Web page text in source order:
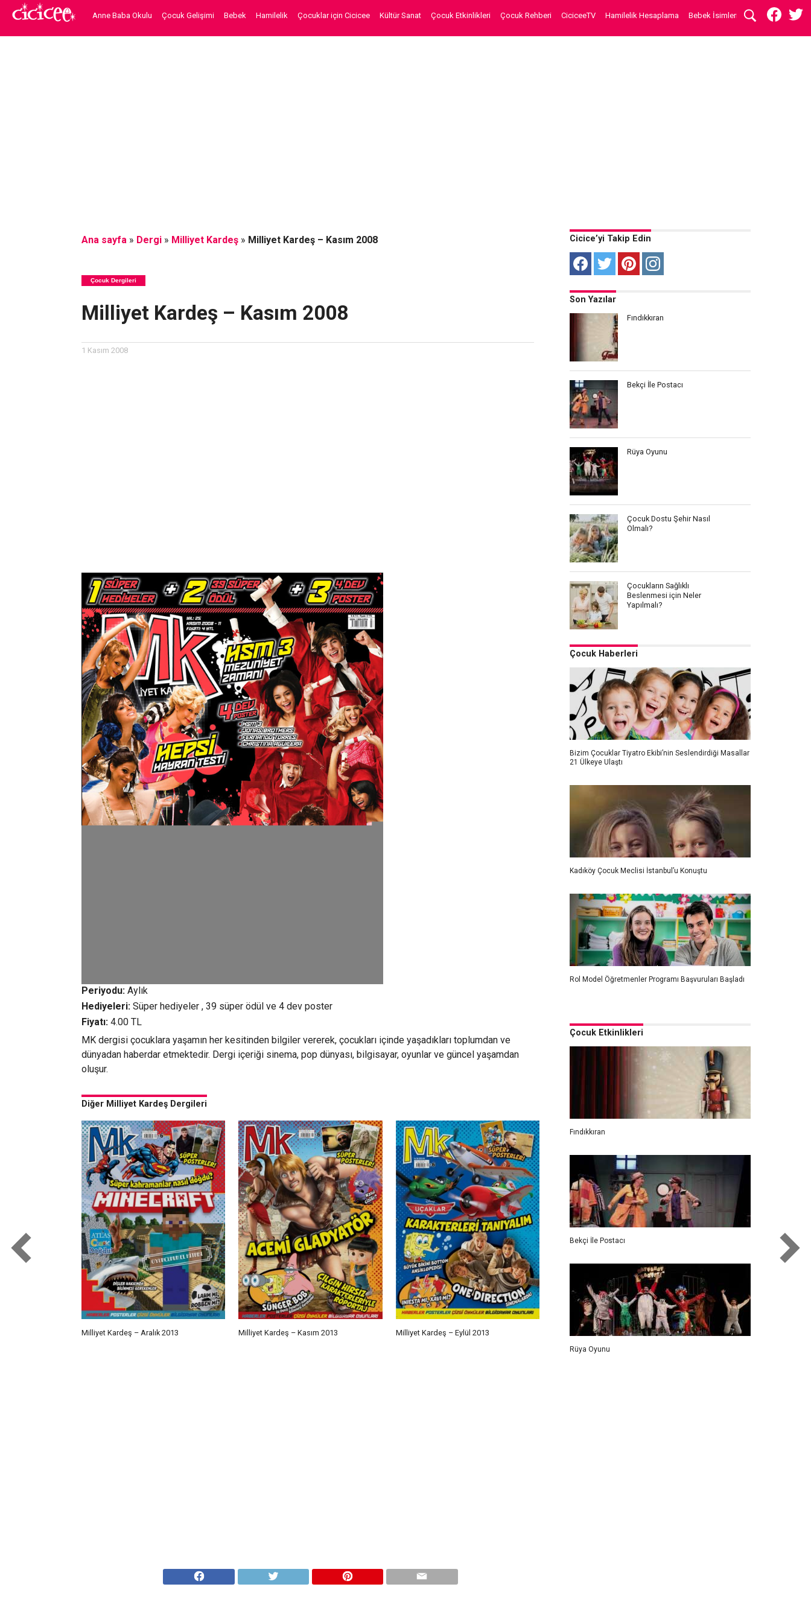
Anne Baba Okulu Çocuk Gelişimi Bebek Hamilelik Çocuklar için Cicicee Kültür Sanat Çocuk Etkinlikleri Çocuk Rehberi CiciceeTV Hamilelik Hesaplama Bebek İsimleri
Ana sayfa» Dergi» Milliyet Kardeş» Milliyet Kardeş – Kasım 2008
Çocuk Dergileri
Milliyet Kardeş – Kasım 2008
1 Kasım 2008
Periyodu:Aylık
Hediyeleri:Süper hediyeler , 39 süper ödül ve 4 dev poster
Fiyatı:4.00 TL
MK dergisi çocuklara yaşamın her kesitinden bilgiler vererek, çocukları içinde yaşadıkları toplumdan ve
dünyadan haberdar etmektedir. Dergi içeriği sinema, pop dünyası, bilgisayar, oyunlar ve güncel yaşamdan
oluşur.
Diğer Milliyet Kardeş Dergileri
Milliyet Kardeş – Aralık 2013 Milliyet Kardeş – Kasım 2013 Milliyet Kardeş – Eylül 2013
Cicice’yi Takip Edin
Son Yazılar
Fındıkkıran
Bekçi İle Postacı
Rüya Oyunu
Çocuk Dostu Şehir Nasıl
Olmalı?
Çocukların Sağlıklı
Beslenmesi için Neler
Yapılmalı?
Çocuk Haberleri
Bizim Çocuklar Tiyatro Ekibi’nin Seslendirdiği Masallar
21 Ülkeye Ulaştı
Kadıköy Çocuk Meclisi İstanbul’u Konuştu
Rol Model Öğretmenler Programı Başvuruları Başladı
Çocuk Etkinlikleri
Fındıkkıran
Bekçi İle Postacı
Rüya Oyunu